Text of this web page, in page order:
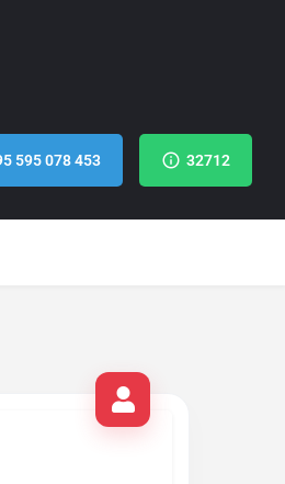
595 078 453 32712